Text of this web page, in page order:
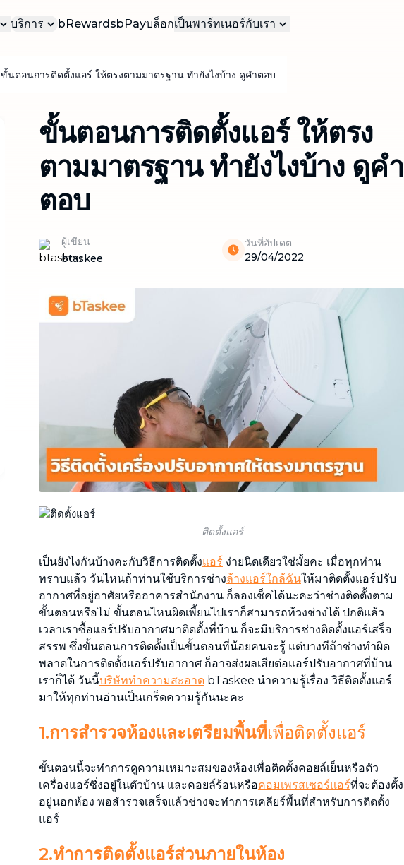
บริการ
บริการยอดนิยม
ทำความสะอาดบ้าน (ตามต้องการ)
บริการทำความสะอาดบ้าน เรียกใช้ได้ทันที
ตามความต้องการของคุณ
ทำความสะอาดบ้าน (รายเดือน)
บริการทำความสะอาดบ้านเป็นประจำทุก
ทำความสะอาดแบบเจาะลึก
ทำความสะอาดบ้านอย่างละเอียดทุกซอกทุก
ทำความสะอาดโซฟา ผ้าม่าน ที่นอน พรม
กำจดคราบสกปรกทุกชนิดบนโซฟา ที่นอน
บริการดูแลและสนับสนุน
ดูแลผู้สูงอายุ
bRewardsbPayบล็อกเป็นพาร์ทเนอร์กับเรา
เป็นทาสเกอร์ธุรกิจของเรา
ขั้นตอนการติดตั้งแอร์ ให้ตรงตามมาตรฐาน ทำยังไงบ้าง ดูคำตอบ
ขั้นตอนการติดตั้งแอร์ ให้ตรง
ตามมาตรฐาน ทำยังไงบ้าง ดูคำ
ตอบ
ผู้เขียน
btaskee
วันที่อัปเดต
29/04/2022
ติดตั้งแอร์
เป็นยังไงกันบ้างคะกับวิธีการติดตั้งแอร์ ง่ายนิดเดียวใช่มั้ยคะ เมื่อทุกท่าน
ทราบแล้ว วันไหนถ้าท่านใช้บริการช่างล้างแอร์ใกล้ฉันให้มาติดตั้งแอร์ปรับ
อากาศที่อยู่อาศัยหรืออาคารสำนักงาน ก็ลองเช็คได้นะคะว่าช่างติดตั้งตาม
ขั้นตอนหรือไม่ ขั้นตอนไหนผิดเพี้ยนไปเราก็สามารถท้วงช่างได้ ปกติแล้ว
เวลาเราซื้อแอร์ปรับอากาศมาติดตั้งที่บ้าน ก็จะมีบริการช่างติดตั้งแอร์เสร็จ
สรรพ ซึ่งขั้นตอนการติดตั้งเป็นขั้นตอนที่น้อยคนจะรู้ แต่บางทีถ้าช่างทำผิด
พลาดในการติดตั้งแอร์ปรับอากาศ ก็อาจส่งผลเสียต่อแอร์ปรับอากาศที่บ้าน
เราก็ได้ วันนี้บริษัททำความสะอาด bTaskee นำความรู้เรื่อง วิธีติดตั้งแอร์
มาให้ทุกท่านอ่านเป็นเกร็ดความรู้กันนะคะ
1.การสำรวจห้องและเตรียมพื้นที่เพื่อติดตั้งแอร์
ขั้นตอนนี้จะทำการดูความเหมาะสมของห้องเพื่อติดตั้งคอยล์เย็นหรือตัว
เครื่องแอร์ซึ่งอยู่ในตัวบ้าน และคอยล์ร้อนหรือคอมเพรสเซอร์แอร์ที่จะต้องตั้ง
อยู่นอกห้อง พอสำรวจเสร็จแล้วช่างจะทำการเคลียร์พื้นที่สำหรับการติดตั้ง
แอร์
2.ทำการติดตั้งแอร์ส่วนภายในห้อง